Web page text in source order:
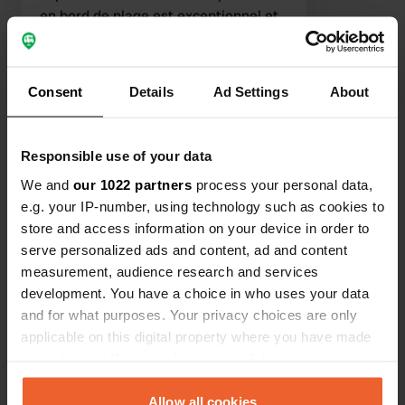
Consent Details Ad Settings About
Responsible use of your data
We and our 1022 partners process your personal data,
e.g. your IP-number, using technology such as cookies to
store and access information on your device in order to
serve personalized ads and content, ad and content
measurement, audience research and services
development. You have a choice in who uses your data
and for what purposes. Your privacy choices are only
applicable on this digital property where you have made
any time from the Cookie Declaration or by clicking on
the Privacy trigger icon.Allow all cookies
en bord de plage est exceptionnel et
à pied ou 4 minutes à vélo du
trouve également au bord de la piste
cyclable. Des gardes patrouillent le
camp la nuit.
Voir tous les 64 avis
Es-tu déjà venu ici ?
Contact
Emplacement
74320, Sevrier, France